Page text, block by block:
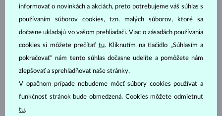
informovať o novinkách a akciách, preto potrebujeme váš súhlas s
používaním súborov cookies, tzn. malých súborov, ktoré sa
dočasne ukladajú vo vašom prehliadači. Viac o zásadách používania
cookies si môžete prečítať tu. Kliknutím na tlačidlo „Súhlasím a
pokračovať“ nám tento súhlas dočasne udelíte a pomôžete nám
zlepšovať a sprehľadňovať naše stránky.
V opačnom prípade nebudeme môcť súbory cookies používať a
funkčnosť stránok bude obmedzená. Cookies môžete odmietnuť
tu.